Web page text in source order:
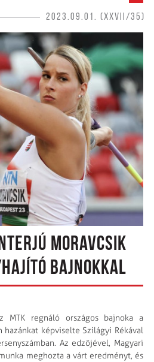
2023.09.01. (XXVII/35)
MORAVCSIK
BAJNOKKAL
MTK regnáló országos bajnoka a
hazánkat képviselte Szilágyi Rékával
Az edzõjével, Magyari
meghozta a várt eredményt, és